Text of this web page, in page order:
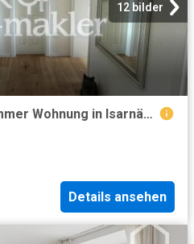
12 bilder
Möblierte, stilvolle 3 Zimmer Wohnung in Isarnähe befristet bis 2028
Details ansehen